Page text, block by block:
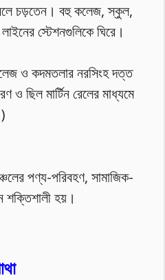
চড়তেন। বহু কলেজ, স্কুল,
স্টেশনগুলিকে ঘিরে।
ও কদমতলার নরসিংহ দত্ত
ও ছিল মার্টিন রেলের মাধ্যমে
পণ্য-পরিবহণ, সামাজিক-
শক্তিশালী হয়।